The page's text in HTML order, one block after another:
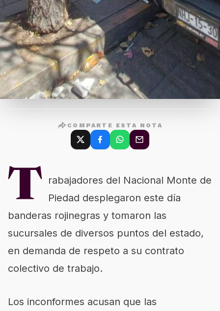
COMPARTE ESTA NOTA
T rabajadores del Nacional Monte de
Piedad desplegaron este día
banderas rojinegras y tomaron las
sucursales de diversos puntos del estado,
en demanda de respeto a su contrato
colectivo de trabajo.
Los inconformes acusan que las